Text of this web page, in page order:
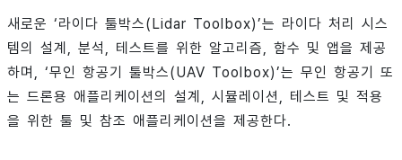
새로운 ‘라이다 툴박스(Lidar Toolbox)’는 라이다 처리 시스
템의 설계, 분석, 테스트를 위한 알고리즘, 함수 및 앱을 제공
하며, ‘무인 항공기 툴박스(UAV Toolbox)’는 무인 항공기 또
는 드론용 애플리케이션의 설계, 시뮬레이션, 테스트 및 적용
을 위한 툴 및 참조 애플리케이션을 제공한다.